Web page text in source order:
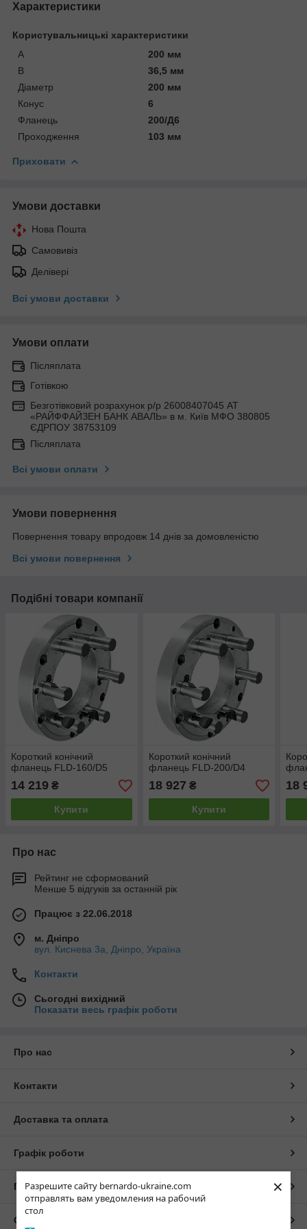
Разрешите сайту bernardo-ukraine.com
отправлять вам уведомления на рабочий
стол
×
Характеристики
Користувальницькі характеристики
A
200 мм
В
36,5 мм
Діаметр
200 мм
Конус
6
Фланець
200/Д6
Проходження
103 мм
Приховати
Умови доставки
Нова Пошта
Самовивіз
Делівері
Всі умови доставки
Умови оплати
Післяплата
Готівкою
Безготівковий розрахунок р/р 26008407045 АТ
«РАЙФФАЙЗЕН БАНК АВАЛЬ» в м. Київ МФО 380805
ЄДРПОУ 38753109
Післяплата
Всі умови оплати
Умови повернення
Повернення товару впродовж 14 днів за домовленістю
Всі умови повернення
Подібні товари компанії
Короткий конічний
фланець FLD-160/D5
14 219 ₴
Купити
Короткий конічний
фланець FLD-200/D4
18 927 ₴
Купити
18
Про нас
Рейтинг не сформований
Менше 5 відгуків за останній рік
Працює з 22.06.2018
м. Дніпро
вул. Киснева 3а, Дніпро, Україна
Контакти
Сьогодні вихідний
Показати весь графік роботи
Про нас
Контакти
Доставка та оплата
Графік роботи
Повна версія сайту
Сайт створено на маркетплейсі